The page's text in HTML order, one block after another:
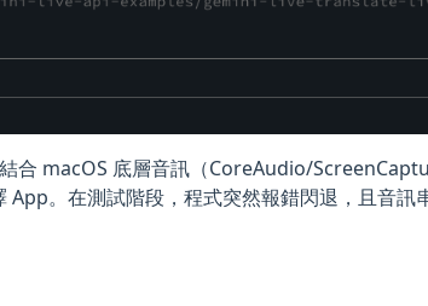
合 macOS 底層音訊（CoreAudio/
App。在測試階段，程式突然報錯閃退，且音訊